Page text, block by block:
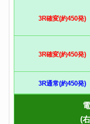
3R確変(約450発)
3R確変(約450発)
3R通常(約450発)
(